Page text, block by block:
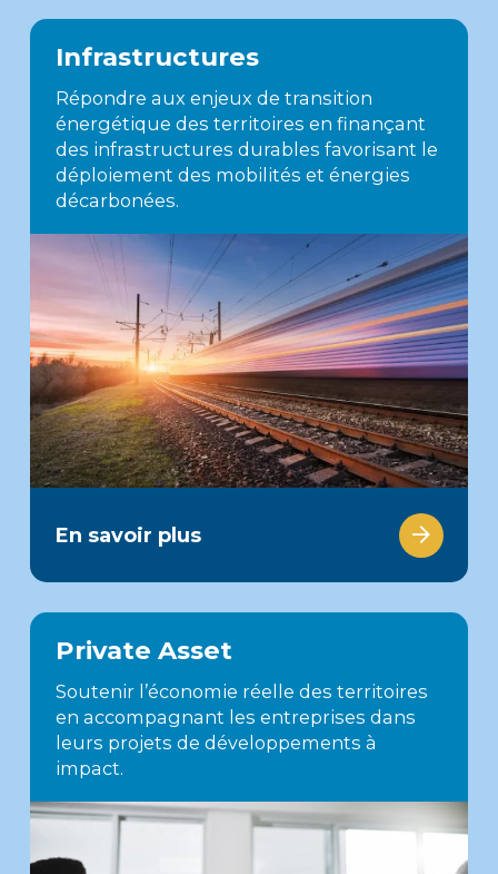
Infrastructures
Répondre aux enjeux de transition
énergétique des territoires en finançant
des infrastructures durables favorisant le
déploiement des mobilités et énergies
décarbonées.
En savoir plus
Private Asset
Soutenir l’économie réelle des territoires
en accompagnant les entreprises dans
leurs projets de développements à
impact.